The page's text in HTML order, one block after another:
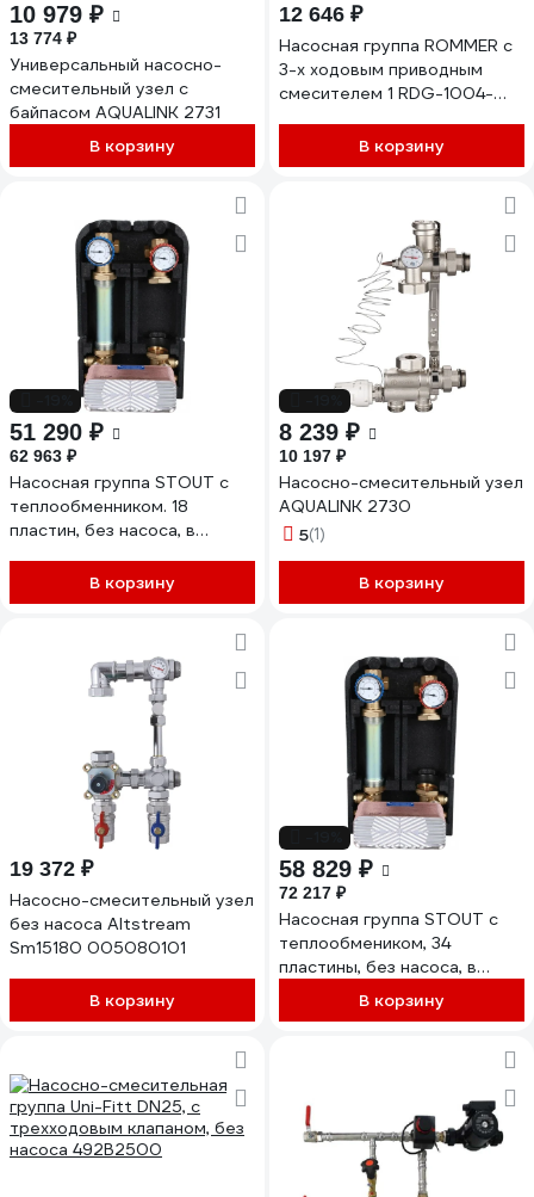
10 979 ₽
13 774 ₽
Универсальный насосно-
смесительный узел с
байпасом AQUALINK 2731
В корзину
12 646 ₽
Насосная группа ROMMER с
3-х ходовым приводным
смесителем 1 RDG-1004-
В корзину
51 290 ₽
62 963 ₽
Насосная группа STOUT с
теплообменником. 18
пластин, без насоса, в
RG008U9S984HVN
В корзину
8 239 ₽
10 197 ₽
Насосно-смесительный узел
AQUALINK 2730
5(1)
В корзину
19 372 ₽
Насосно-смесительный узел
без насоса Altstream
Sm15180 005080101
В корзину
58 829 ₽
72 217 ₽
Насосная группа STOUT с
теплообмеником, 34
пластины, без насоса, в
теплоизол. SDG-0038-
342501 RG008U9S94PGBT
В корзину